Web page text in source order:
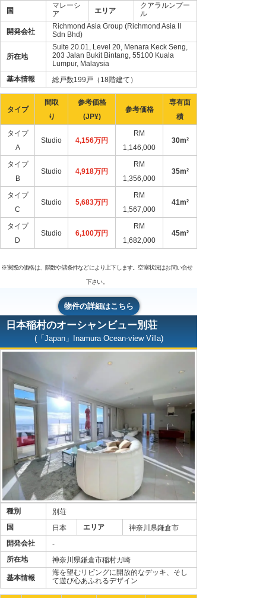
国
マレーシ
ア
エリア
クアラルンプー
ル
開発会社
Richmond Asia Group (Richmond Asia II
Sdn Bhd)
所在地
Suite 20.01, Level 20, Menara Keck Seng,
203 Jalan Bukit Bintang, 55100 Kuala
Lumpur, Malaysia
基本情報
総戸数199戸（18階建て）
タイプ
間取
り
参考価格
(JP¥)
参考価格
専有面
積
タイプ
A
Studio 4,156万円
RM
1,146,000
30m²
タイプ
B
Studio 4,918万円
RM
1,356,000
35m²
タイプ
C
Studio 5,683万円
RM
1,567,000
41m²
タイプ
D
Studio 6,100万円
RM
1,682,000
45m²
※実際の価格は、階数や諸条件などにより上下します。空室状況はお問い合せ
下さい。
物件の詳細はこちら
日本稲村のオーシャンビュー別荘
(「Japan」Inamura Ocean-view Villa)
種別
別荘
国
日本 エリア
神奈川県鎌倉市
開発会社
-
所在地
神奈川県鎌倉市稲村ガ崎
基本情報
海を望むリビングに開放的なデッキ、そし
て遊び心あふれるデザイン